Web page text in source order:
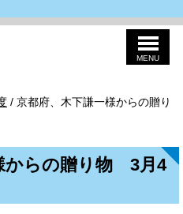
MENU
/ 京都府、木下謙一様からの贈り
からの贈り物 3月4